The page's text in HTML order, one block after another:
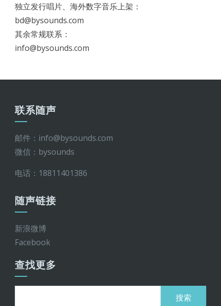
独立发行唱片、海外数字音乐上架：
bd@bysounds.com
其余常规联系：
info@bysounds.com
联系随声
邮件：info@bysounds.com
微信：bysounds
电话：18811401386
随声链接
新浪微博
Facebook
查找更多